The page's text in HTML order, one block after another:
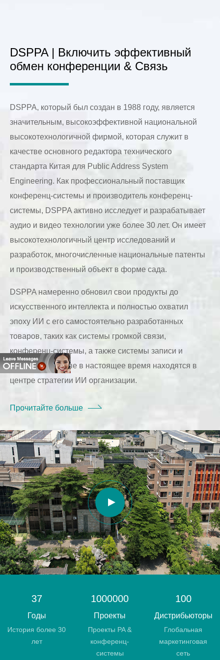
DSPPA | Включить эффективный
обмен конференции & Связь
DSPPA, который был создан в 1988 году, является
значительным, высокоэффективной национальной
высокотехнологичной фирмой, которая служит в
качестве основного редактора технического
стандарта Китая для Public Address System
Engineering. Как профессиональный поставщик
конференц-системы и производитель конференц-
системы, DSPPA активно исследует и разрабатывает
аудио и видео технологии уже более 30 лет. Он имеет
высокотехнологичный центр исследований и
разработок, многочисленные национальные патенты
и производственный объект в форме сада.
DSPPA намеренно обновил свои продукты до
искусственного интеллекта и полностью охватил
эпоху ИИ с его самостоятельно разработанных
товаров, таких как системы громкой связи,
конференц-системы, а также системы записи и
вещания, которые в настоящее время находятся в
центре стратегии ИИ организации.
Прочитайте больше
37
Годы
История более 30
лет
1000000
Проекты
Проекты PA &
конференц-
системы
100
Дистрибьюторы
Глобальная
маркетинговая
сеть